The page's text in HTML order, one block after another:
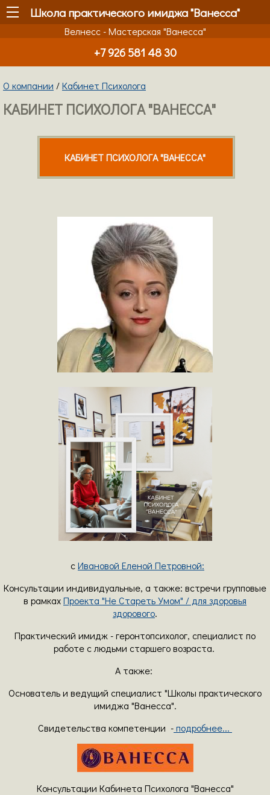
Школа практического имиджа "Ванесса"
Велнесс - Мастерская "Ванесса"
+7 926 581 48 30
О компании /Кабинет Психолога
КАБИНЕТ ПСИХОЛОГА "ВАНЕССА"
КАБИНЕТ ПСИХОЛОГА "ВАНЕССА"
сИвановой Еленой Петровной:
Консультации индивидуальные, а также: встречи групповые
в рамкахПроекта "Не Стареть Умом" / для здоровья
здорового.
Практический имидж - геронтопсихолог, специалист по
работе с людьми старшего возраста.
А также:
Основатель и ведущий специалист "Школы практического
имиджа "Ванесса".
Свидетельства компетенции -подробнее...
Консультации Кабинета Психолога "Ванесса"